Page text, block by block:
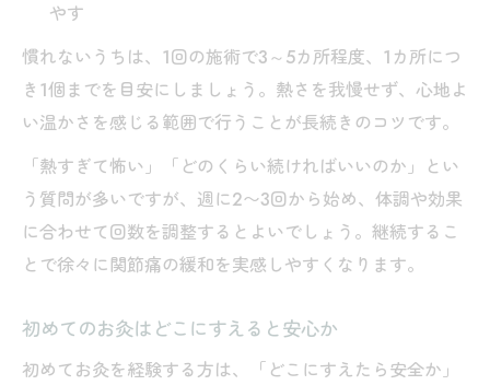
自己流お灸でやりがちなNG行動とその理由
毎日続けるためのお灸セルフケア習慣
無理なく続くお灸セルフケアの習慣化のコ
ツ
関節痛ケアに役立つお灸の日常的な取り入
れ方
関節痛緩和を目指したお灸の定期的な活用
法
やす
慣れないうちは、1回の施術で3～5カ所程度、1カ所につ
き1個までを目安にしましょう。熱さを我慢せず、心地よ
い温かさを感じる範囲で行うことが長続きのコツです。
「熱すぎて怖い」「どのくらい続ければいいのか」とい
う質問が多いですが、週に2〜3回から始め、体調や効果
に合わせて回数を調整するとよいでしょう。継続するこ
とで徐々に関節痛の緩和を実感しやすくなります。
初めてのお灸はどこにすえると安心か
初めてお灸を経験する方は、「どこにすえたら安全か」